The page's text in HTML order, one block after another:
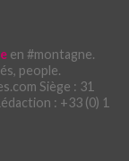
en #montagne.
people.
Siège : 31
: +33 (0) 1